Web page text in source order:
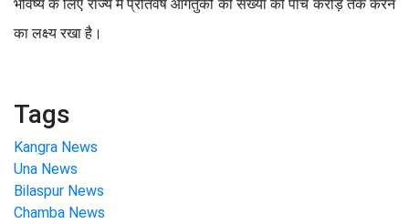
भविष्य के लिए राज्य में प्रतिवर्ष आगंतुकों की संख्या को पांच करोड़ तक करने
का लक्ष्य रखा है।
Tags
Kangra News
Una News
Bilaspur News
Chamba News